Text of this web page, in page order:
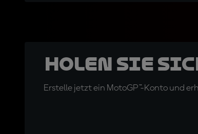
Holen Sie
Erstelle jetzt ein MotoGP™-Konto und